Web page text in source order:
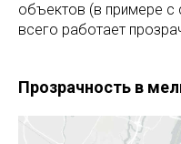
объектов (в примере с
всего работает
Прозрачность в